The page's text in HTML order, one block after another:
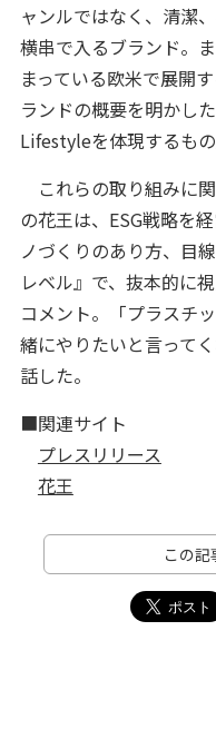
ャンルではなく、清潔
横串で入るブランド。
まっている欧米で展開
ランドの概要を明かし
Lifestyleを体現するもの
これらの取り組みに
の花王は、ESG戦略を
ノづくりのあり方、目
レベル』で、抜本的に
コメント。「プラスチ
緒にやりたいと言って
話した。
■関連サイト
プレスリリース
花王
この記